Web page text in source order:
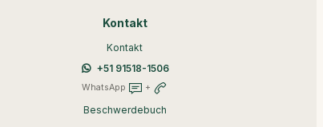
Kontakt
Kontakt
+51 91518-1506
WhatsApp +
Beschwerdebuch